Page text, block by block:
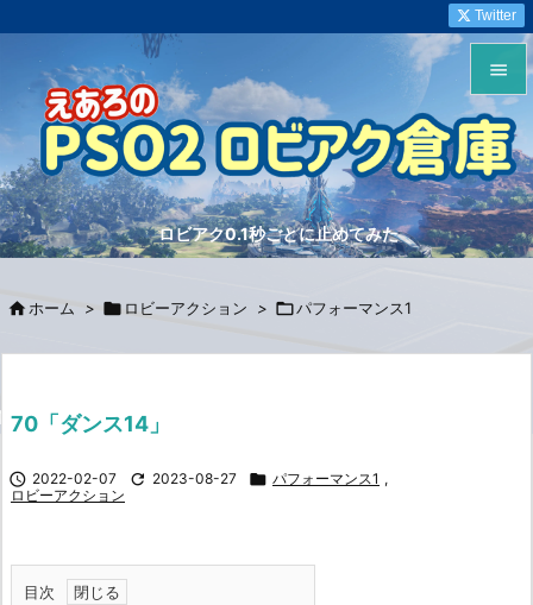
ロビアク0.1秒ごとに止めてみた


メニュ

サイド


Twitter
 ホーム >  ロビーアクション > パフォーマンス1
70「ダンス14」
 2022-02-07  2023-08-27  パフォーマンス1 ,
ロビーアクション
目次